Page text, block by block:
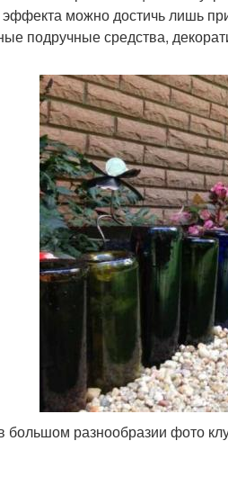
эффекта можно достичь лишь
подручные средства,
большом разнообразии фото